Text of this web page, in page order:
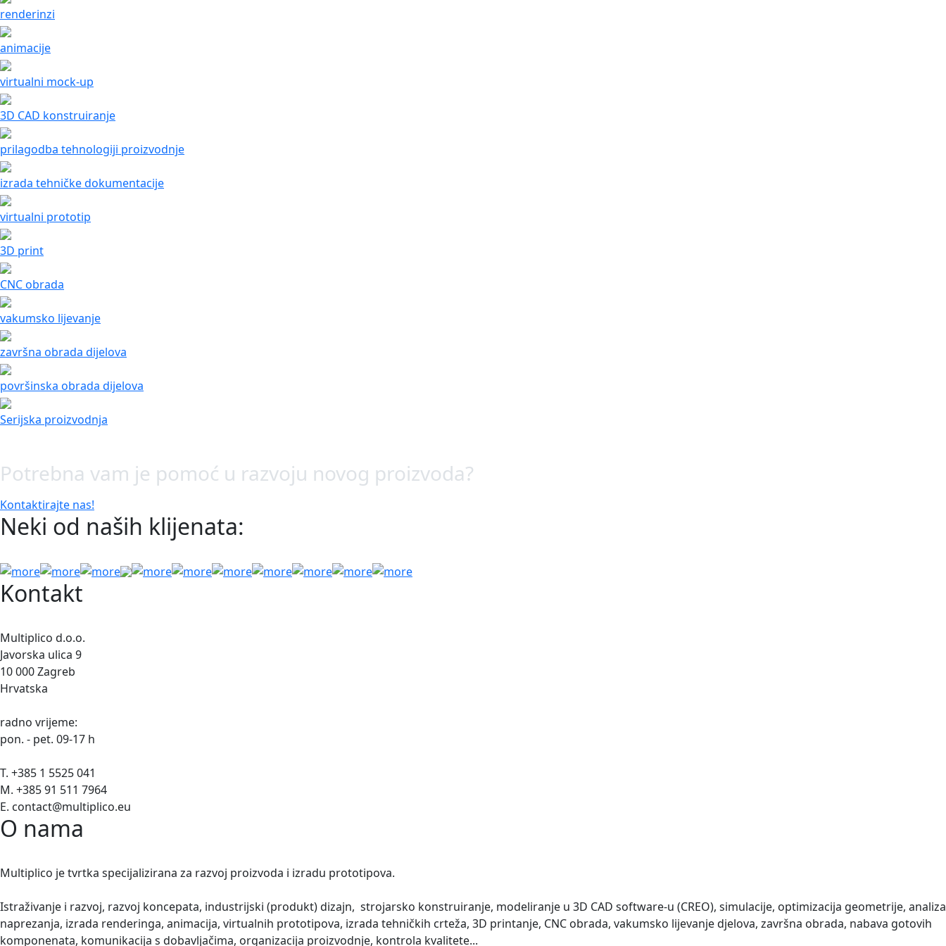
renderinzi
animacije
virtualni mock-up
3D CAD konstruiranje
prilagodba tehnologiji proizvodnje
izrada tehničke dokumentacije
virtualni prototip
3D print
CNC obrada
vakumsko lijevanje
završna obrada dijelova
površinska obrada dijelova
Serijska proizvodnja
Potrebna vam je pomoć u razvoju novog proizvoda?
Kontaktirajte nas!
Neki od naših klijenata:
Kontakt
Multiplico d.o.o.
Javorska ulica 9
10 000 Zagreb
Hrvatska
radno vrijeme:
pon. - pet. 09-17 h
T. +385 1 5525 041
M. +385 91 511 7964
E. contact@multiplico.eu
O nama
Multiplico je tvrtka specijalizirana za razvoj proizvoda i izradu prototipova.
Istraživanje i razvoj, razvoj koncepata, industrijski (produkt) dizajn, strojarsko konstruiranje, modeliranje u 3D CAD software-u (CREO), simulacije, optimizacija geometrije, analiza
naprezanja, izrada renderinga, animacija, virtualnih prototipova, izrada tehničkih crteža, 3D printanje, CNC obrada, vakumsko lijevanje djelova, završna obrada, nabava gotovih
komponenata, komunikacija s dobavljačima, organizacija proizvodnje, kontrola kvalitete...